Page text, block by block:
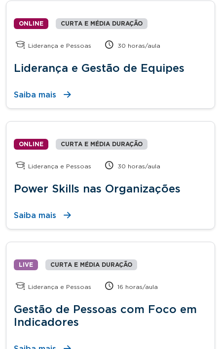
ONLINE CURTA E MÉDIA DURAÇÃO
Liderança e Pessoas 30 horas/aula
Liderança e Gestão de Equipes
Saiba mais
ONLINE CURTA E MÉDIA DURAÇÃO
Liderança e Pessoas 30 horas/aula
Power Skills nas Organizações
Saiba mais
LIVE CURTA E MÉDIA DURAÇÃO
Liderança e Pessoas 16 horas/aula
Gestão de Pessoas com Foco em
Indicadores